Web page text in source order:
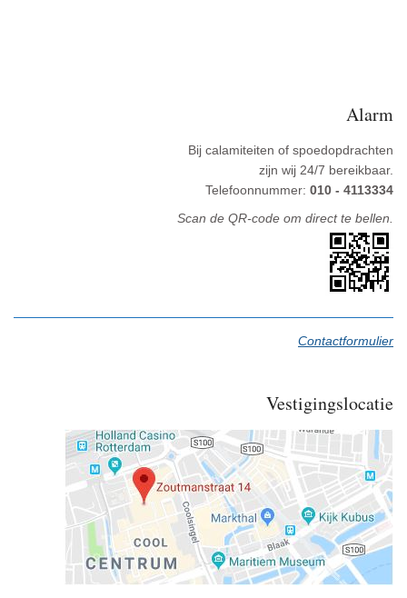
Alarm
Bij calamiteiten of spoedopdrachten
zijn wij 24/7 bereikbaar.
Telefoonnummer: 010 - 4113334
Scan de QR-code om direct te bellen.
Contactformulier
Vestigingslocatie